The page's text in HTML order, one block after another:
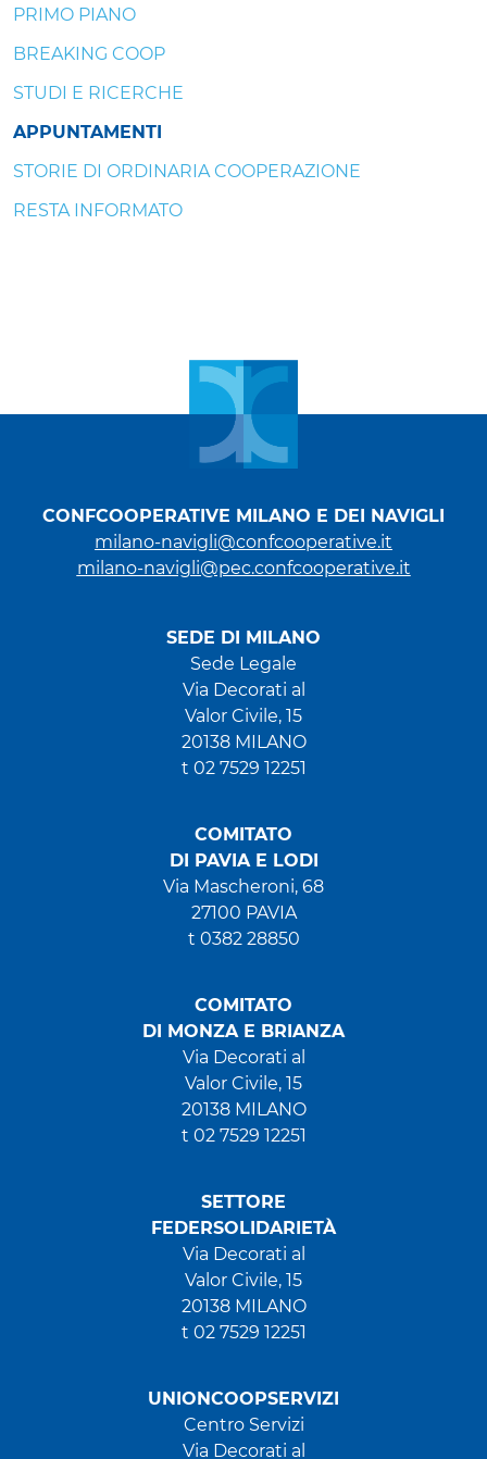
PRIMO PIANO
BREAKING COOP
STUDI E RICERCHE
APPUNTAMENTI
STORIE DI ORDINARIA COOPERAZIONE
RESTA INFORMATO
CONFCOOPERATIVE MILANO E DEI NAVIGLI
milano-navigli@confcooperative.it
milano-navigli@pec.confcooperative.it
SEDE DI MILANO
Sede Legale
Via Decorati al
Valor Civile, 15
20138 MILANO
t 02 7529 12251
COMITATO
DI PAVIA E LODI
Via Mascheroni, 68
27100 PAVIA
t 0382 28850
COMITATO
DI MONZA E BRIANZA
Via Decorati al
Valor Civile, 15
20138 MILANO
t 02 7529 12251
SETTORE
FEDERSOLIDARIETÀ
Via Decorati al
Valor Civile, 15
20138 MILANO
t 02 7529 12251
UNIONCOOPSERVIZI
Centro Servizi
Via Decorati al